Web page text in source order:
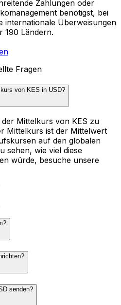
Zahlungen oder
benötigst, bei
internationale Überweisungen
190 Ländern.
Fragen
von KES in USD?
Mittelkurs von KES zu
Mittelkurs ist der Mittelwert
auf den globalen
sehen, wie viel diese
würde, besuche unsere
senden?